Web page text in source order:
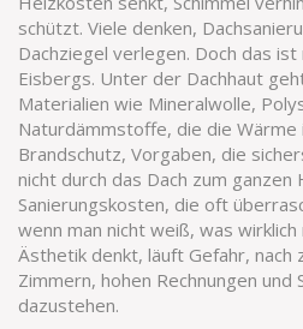
schützt. Viele denken,
Dachziegel verlegen. Doch das
Eisbergs. Unter der Dachhaut
Materialien wie Mineralwolle,
Naturdämmstoffe, die die Wärme
Brandschutz, Vorgaben, die
nicht durch das Dach zum ganzen
Sanierungskosten, die oft
wenn man nicht weiß, was
Ästhetik denkt, läuft Gefahr, nach
Zimmern, hohen Rechnungen und
dazustehen.